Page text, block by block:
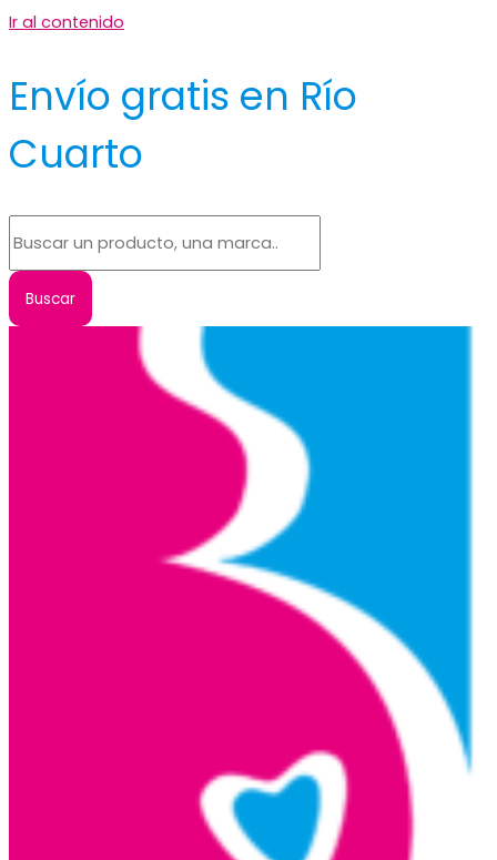
Ir al contenido
Envío gratis en Río
Cuarto